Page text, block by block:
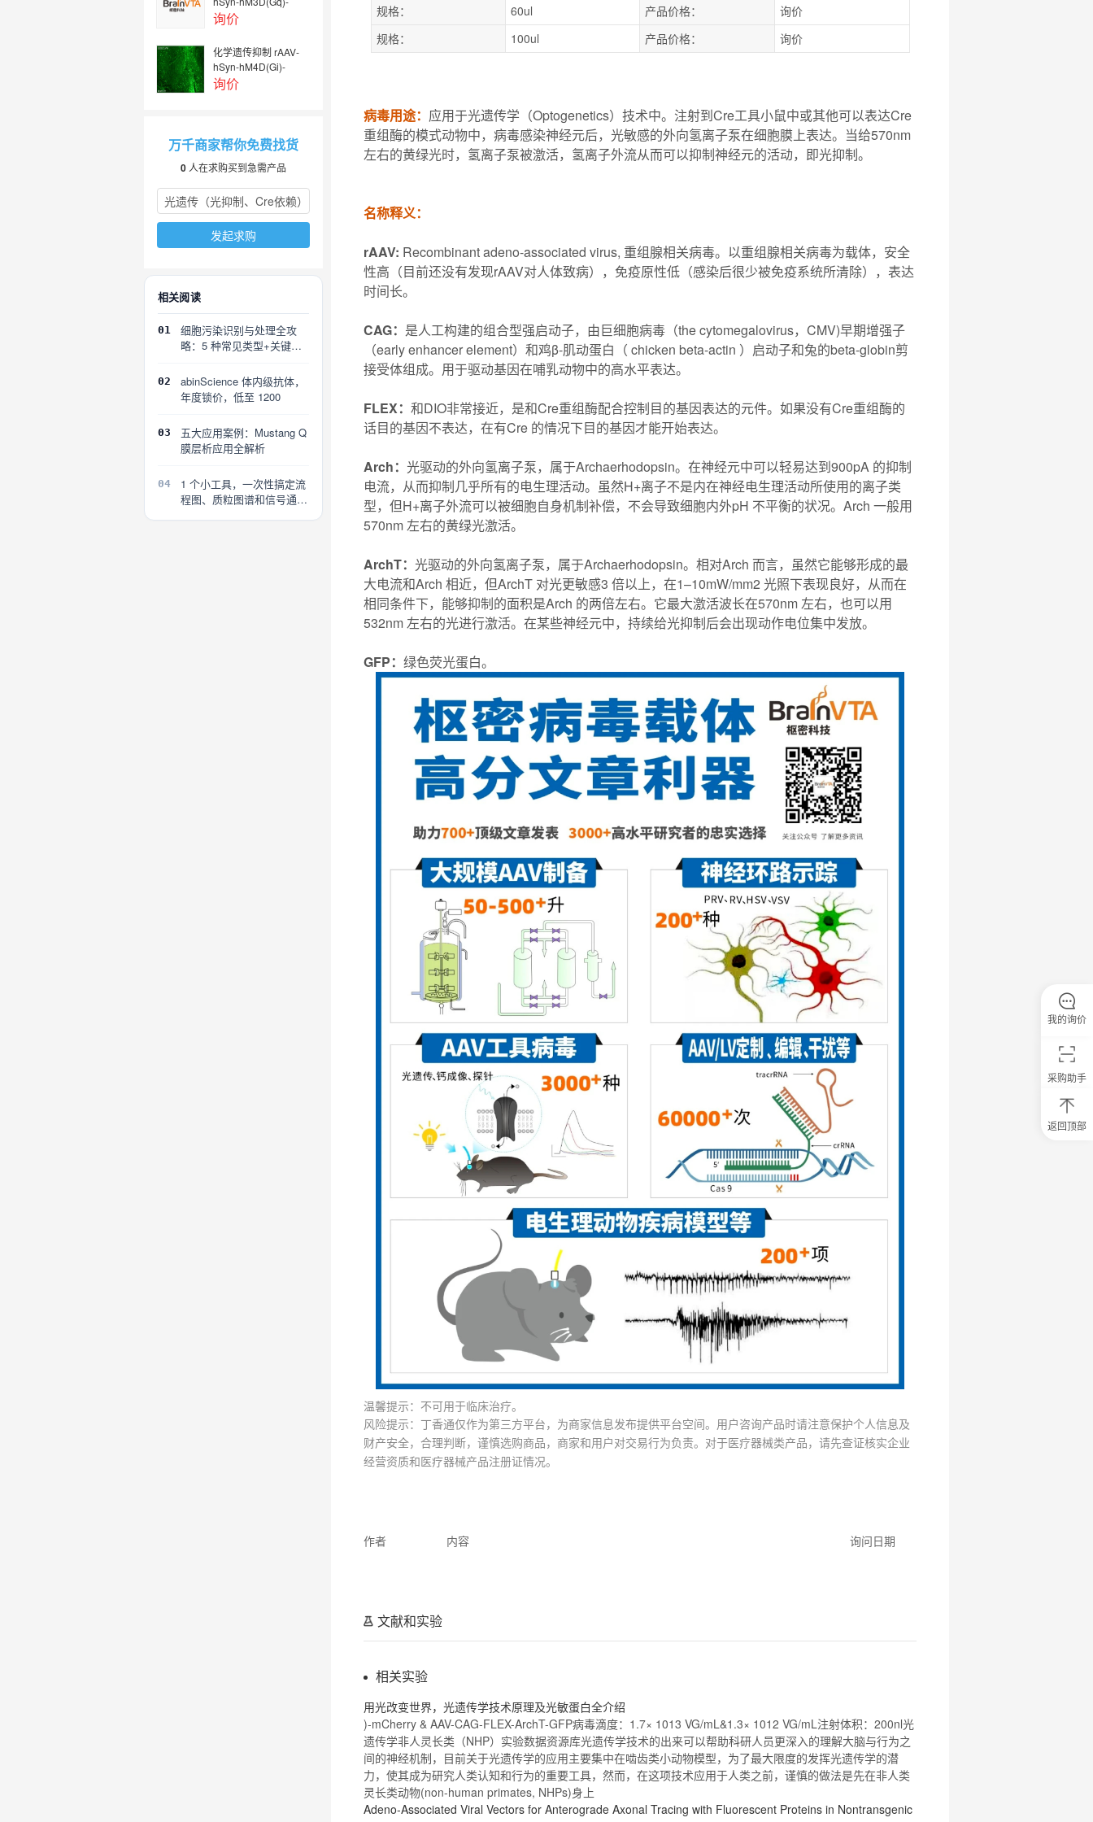
EGFP
询价
化学遗传抑制 rAAV-
hSyn-hM4D(Gi)-
EGFP
询价
万千商家帮你免费找货
0 人在求购买到急需产品
发起求购
相关阅读
01
细胞污染识别与处理全攻
略：5 种常见类型+关键误
02
abinScience 体内级抗体，
年度锁价，低至 1200
03
五大应用案例：Mustang Q
膜层析应用全解析
04
1 个小工具，一次性搞定流
程图、质粒图谱和信号通路
规格： 60ul 产品价格：
询价
规格：
100ul 产品价格： 询价
病毒用途： 应用于光遗传学（Optogenetics）技术中。注射到Cre工具小鼠中或其他可以表达Cre
重组酶的模式动物中，病毒感染神经元后，光敏感的外向氢离子泵在细胞膜上表达。当给570nm
左右的黄绿光时，氢离子泵被激活，氢离子外流从而可以抑制神经元的活动，即光抑制。
名称释义：
rAAV: Recombinant adeno-associated virus, 重组腺相关病毒。以重组腺相关病毒为载体，安全
性高（目前还没有发现rAAV对人体致病），免疫原性低（感染后很少被免疫系统所清除），表达
时间长。
CAG： 是人工构建的组合型强启动子，由巨细胞病毒（the cytomegalovirus，CMV)早期增强子
（early enhancer element）和鸡β-肌动蛋白（ chicken beta-actin ）启动子和兔的beta-globin剪
接受体组成。用于驱动基因在哺乳动物中的高水平表达。
FLEX： 和DIO非常接近，是和Cre重组酶配合控制目的基因表达的元件。如果没有Cre重组酶的
话目的基因不表达，在有Cre 的情况下目的基因才能开始表达。
Arch： 光驱动的外向氢离子泵，属于Archaerhodopsin。在神经元中可以轻易达到900pA 的抑制
电流，从而抑制几乎所有的电生理活动。虽然H+离子不是内在神经电生理活动所使用的离子类
型，但H+离子外流可以被细胞自身机制补偿，不会导致细胞内外pH 不平衡的状况。Arch 一般用
570nm 左右的黄绿光激活。
ArchT： 光驱动的外向氢离子泵，属于Archaerhodopsin。相对Arch 而言，虽然它能够形成的最
大电流和Arch 相近，但ArchT 对光更敏感3 倍以上，在1–10mW/mm2 光照下表现良好，从而在
相同条件下，能够抑制的面积是Arch 的两倍左右。它最大激活波长在570nm 左右，也可以用
532nm 左右的光进行激活。在某些神经元中，持续给光抑制后会出现动作电位集中发放。
GFP： 绿色荧光蛋白。
温馨提示：不可用于临床治疗。
风险提示：丁香通仅作为第三方平台，为商家信息发布提供平台空间。用户咨询产品时请注意保护个人信息及
财产安全，合理判断，谨慎选购商品，商家和用户对交易行为负责。对于医疗器械类产品，请先查证核实企业
经营资质和医疗器械产品注册证情况。
作者 内容 询问日期
文献和实验
相关实验
用光改变世界， 光遗传学技术原理及光敏蛋白全介绍
)-mCherry & AAV-CAG-FLEX-ArchT-GFP病毒滴度：1.7× 1013 VG/mL&1.3× 1012 VG/mL注射体积：200nl光
遗传学非人灵长类（NHP）实验数据资源库光遗传学技术的出来可以帮助科研人员更深入的理解大脑与行为之
间的神经机制，目前关于光遗传学的应用主要集中在啮齿类小动物模型，为了最大限度的发挥光遗传学的潜
力，使其成为研究人类认知和行为的重要工具，然而，在这项技术应用于人类之前，谨慎的做法是先在非人类
灵长类动物(non-human primates, NHPs)身上
Adeno‐Associated Viral Vectors for Anterograde Axonal Tracing with Fluorescent Proteins in Nontransgenic
采购助手
返回顶部
我的询价